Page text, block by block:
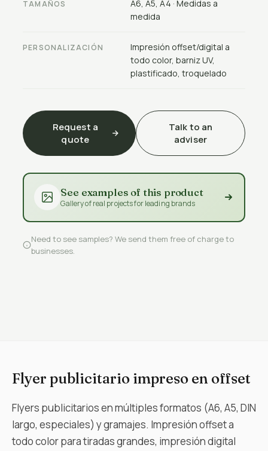
TAMAÑOS
A6, A5, A4 · Medidas a
medida
PERSONALIZACIÓN
Impresión offset/digital a
todo color, barniz UV,
plastificado, troquelado
Request a
quote
Talk to an
adviser
See examples of this product
Gallery of real projects for leading brands
Need to see samples? We send them free of charge to
businesses.
Flyer publicitario impreso en offset
Flyers publicitarios en múltiples formatos (A6, A5, DIN
largo, especiales) y gramajes. Impresión offset a
todo color para tiradas grandes, impresión digital